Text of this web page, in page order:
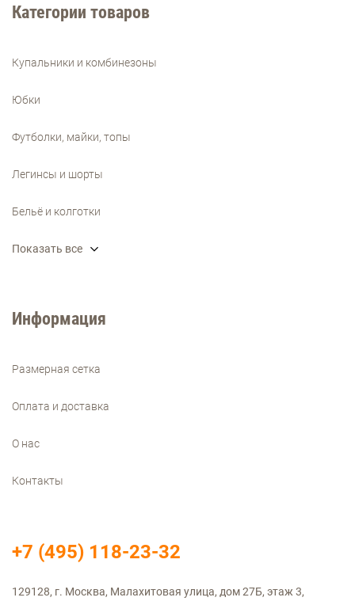
Категории товаров
Купальники и комбинезоны
Юбки
Футболки, майки, топы
Легинсы и шорты
Бельё и колготки
Показать все
Информация
Размерная сетка
Оплата и доставка
О нас
Контакты
129128, г. Москва, Малахитовая улица, дом 27Б, этаж 3,
+7 (495) 118-23-32